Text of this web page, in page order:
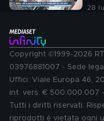
28
Copyright ©1999-2026
03976881007 - Sede
Uffici: Viale Europa 46,
int. vers. € 500.000.007
Tutti i diritti riservati.
riprodotti è vietata ogni